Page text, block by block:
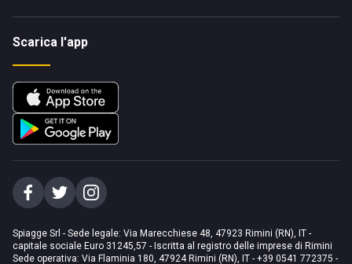
Scarica l'app
Spiagge Srl - Sede legale: Via Marecchiese 48, 47923 Rimini (RN), IT -
capitale sociale Euro 31245,57 - Iscritta al registro delle imprese di Rimini
Sede operativa: Via Flaminia 180, 47924 Rimini (RN), IT - +39 0541 772375 -